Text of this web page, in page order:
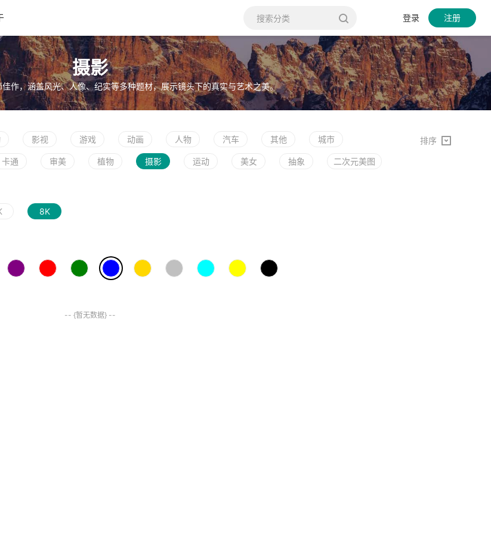
登录 注册
摄影
作，涵盖风光、人像、纪实等多种题材，展示镜头下的真实与艺术之美。
影视 游戏 动画 人物 汽车 其他 城市
卡通 审美 植物 摄影 运动 美女 抽象 二次元美图
8K
排序
-- {暂无数据} --